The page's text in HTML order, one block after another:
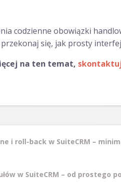
codzienne obowiązki
się, jak prosty
na ten temat,
i roll-back w SuiteCRM –
w SuiteCRM – od prostego